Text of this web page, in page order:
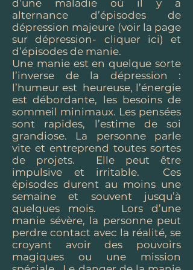
d’une maladie où il y a
alternance d’épisodes de
dépression majeure (voir la page
sur dépression- cliquer ici) et
d’épisodes de manie.
Une manie est en quelque sorte
l’inverse de la dépression :
l’humeur est heureuse, l’énergie
est débordante, les besoins de
sommeil minimaux. Les pensées
sont rapides, l’estime de soi
grandiose. La personne parle
vite et entreprend toutes sortes
de projets. Elle peut être
impulsive et irritable. Ces
épisodes durent au moins une
semaine et souvent jusqu’à
quelques mois. Lors d’une
manie sévère, la personne peut
perdre contact avec la réalité, se
croyant avoir des pouvoirs
magiques ou une mission